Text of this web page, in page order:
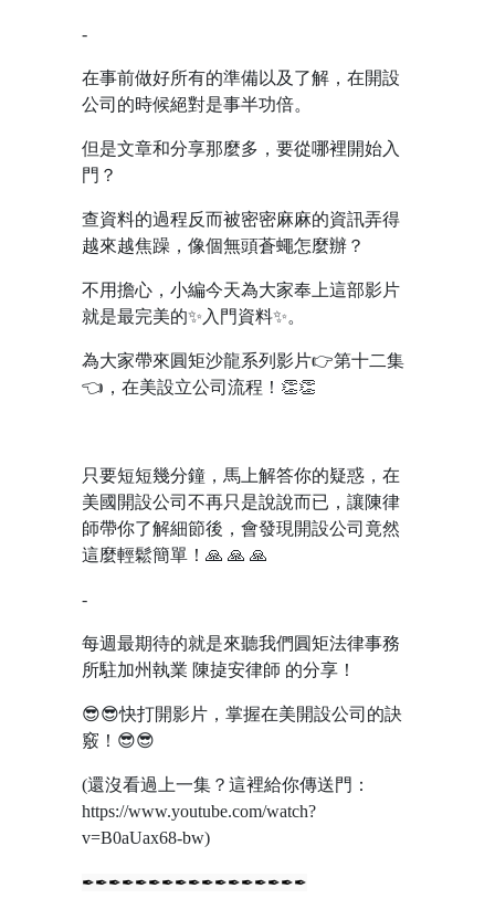
-
在事前做好所有的準備以及了解，在開設
公司的時候絕對是事半功倍。
但是文章和分享那麼多，要從哪裡開始入
門？
查資料的過程反而被密密麻麻的資訊弄得
越來越焦躁，像個無頭蒼蠅怎麼辦？
不用擔心，小編今天為大家奉上這部影片
就是最完美的✨ 入門資料✨。
為大家帶來圓矩沙龍系列影片👉第十二集
👈 ， 在美設立公司流程！ 👏👏
只要短短幾分鐘，馬上解答你的疑惑，在
美國開設公司不再只是說說而已，讓陳律
師帶你了解細節後，會發現開設公司竟然
這麼輕鬆簡單！ 🙏 🙏 🙏
-
每週最期待的就是來聽我們圓矩法律事務
所駐加州執業 陳㨗安律師 的分享！
😎😎快打開影片，掌握在美開設公司的訣
竅！ 😎😎
(還沒看過上一集？這裡給你傳送門：
https://www.youtube.com/watch?
v=B0aUax68-bw)
✒✒✒✒✒✒✒✒✒✒✒✒✒✒✒✒✒